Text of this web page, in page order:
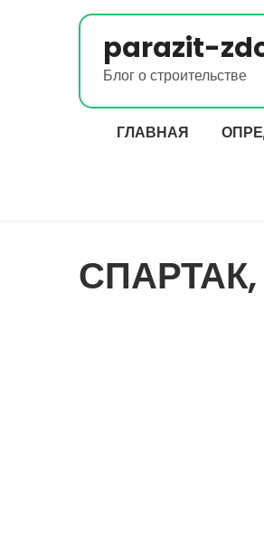
parazit-
Блог о строительстве
ГЛАВНАЯ